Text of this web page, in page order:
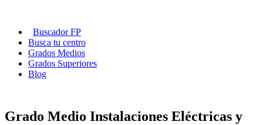
Buscador FP
Busca tu centro
Grados Medios
Grados Superiores
Blog
Grado Medio Instalaciones Eléctricas y